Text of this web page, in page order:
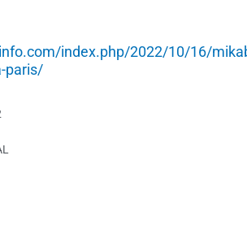
index.php/2022/10/16/
paris/